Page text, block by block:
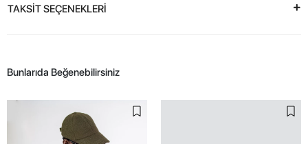
TAKSİT SEÇENEKLERİ
Bunlarıda Beğenebilirsiniz